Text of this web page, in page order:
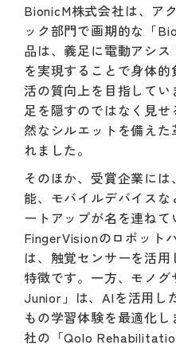
BionicM株式会社は、ア
ック部門で画期的な「
品は、義足に電動アシ
を実現することで身体
活の質向上を目指して
足を隠すのではなく見
然なシルエットを備え
れました。
そのほか、受賞企業に
能、モバイルデバイス
ートアップが名を連ね
FingerVisionのロボット
は、触覚センサーを活
特徴です。一方、モノ
Junior」は、AIを活用し
もの学習体験を最適化
社の「Qolo